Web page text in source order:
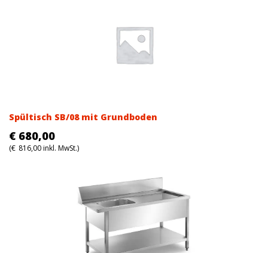
Spültisch SB/08 mit Grundboden
€ 680,00
(€ 816,00inkl. MwSt.)